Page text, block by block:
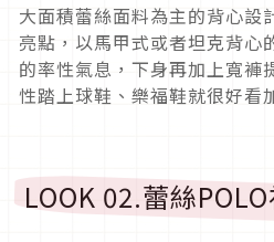
大面積蕾絲面料為主的背心設
亮點，以馬甲式或者坦克背心
的率性氣息，下身再加上寬褲
性踏上球鞋、樂福鞋就很好看
LOOK 02.蕾絲POLO